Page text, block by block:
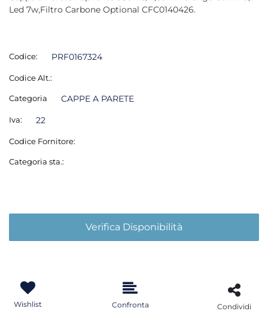
Led 7w,Filtro Carbone Optional CFC0140426.
Codice: PRF0167324
Codice Alt.:
Categoria CAPPE A PARETE
Iva: 22
Codice Fornitore:
Categoria sta.:
Verifica Disponibilità
Wishlist Confronta Condividi